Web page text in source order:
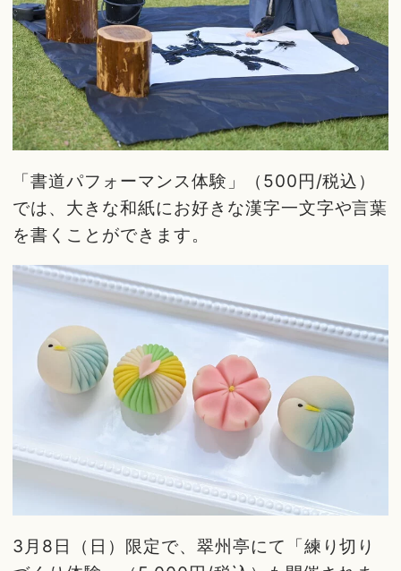
「書道パフォーマンス体験」（500円/税込）
では、大きな和紙にお好きな漢字一文字や言葉
を書くことができます。
3月8日（日）限定で、翠州亭にて「練り切り